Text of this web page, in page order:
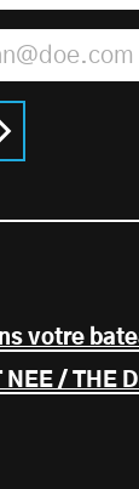
*
votre
NEE / THE